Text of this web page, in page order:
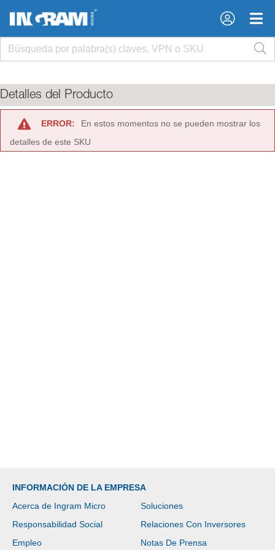
×
×
Detalles del Producto
ERROR:
En estos momentos no se pueden mostrar los
detalles de este SKU
INFORMACIÓN DE LA EMPRESA
Acerca de Ingram Micro
Soluciones
Responsabilidad Social
Relaciones Con Inversores
Empleo
Notas De Prensa